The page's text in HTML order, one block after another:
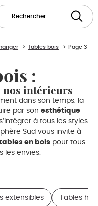
Tables bois Page 3
:
nos intérieurs
dans son temps, la
par son esthétique
à tous les styles
Sud vous invite à
en bois pour tous
les envies.
extensibles Tables